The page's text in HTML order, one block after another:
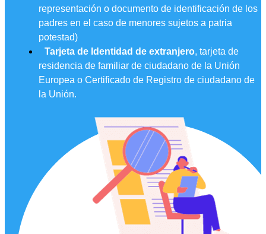
representación o documento de identificación de los
padres en el caso de menores sujetos a patria
potestad)
Tarjeta de Identidad de extranjero, tarjeta de
residencia de familiar de ciudadano de la Unión
Europea o Certificado de Registro de ciudadano de
la Unión.